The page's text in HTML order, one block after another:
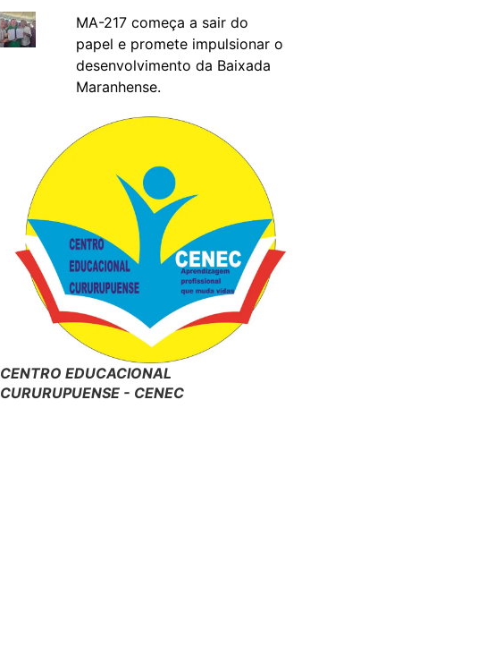
MA-217 começa a sair do
papel e promete impulsionar o
desenvolvimento da Baixada
Maranhense.
CENTRO EDUCACIONAL
CURURUPUENSE - CENEC